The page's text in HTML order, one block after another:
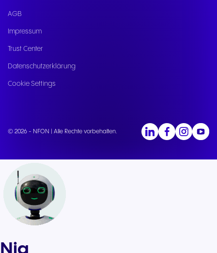
AGB
Impressum
Trust Center
Datenschutzerklärung
Cookie Settings
© 2026 - NFON | Alle Rechte vorbehalten.